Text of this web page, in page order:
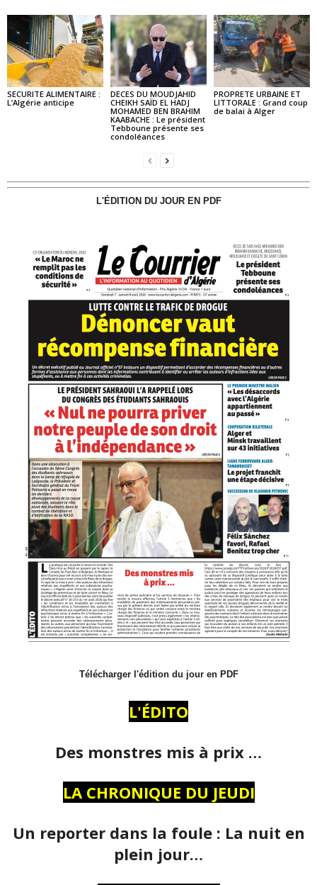
SECURITE ALIMENTAIRE :
L’Algérie anticipe
DECES DU MOUDJAHID
CHEIKH SAÏD EL HADJ
MOHAMED BEN BRAHIM
KAABACHE : Le président
Tebboune présente ses
condoléances
PROPRETE URBAINE ET
LITTORALE : Grand coup
de balai à Alger
L'ÉDITION DU JOUR EN PDF
Télécharger l'édition du jour en PDF
L'ÉDITO
Des monstres mis à prix …
LA CHRONIQUE DU JEUDI
Un reporter dans la foule : La nuit en
plein jour…